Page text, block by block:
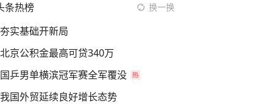
条热榜 换一换
夯实基础开新局
北京公积金最高可贷340万
国乒男单横滨冠军赛全军覆没
我国外贸延续良好增长态势